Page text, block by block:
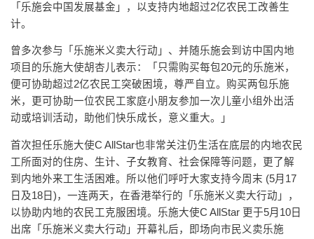
「乐施会中国发展基金」，以支持内地超过2亿农民工改善生
计。
曾多次参与「乐施米义卖大行动」、并随乐施会到访中国内地
项目的乐施大使胡杏儿表示：「只需购买每包20元的乐施米，
便可协助超过2亿农民工突破困境，尊严自立。购买两包乐施
米，更可协助一位农民工家庭小朋友参加一次儿童小组外出活
动或培训活动，助他们快乐成长，意义重大。」
首次担任乐施大使C AllStar也非常关注仍生活在底层的内地农民
工所面对的住房、生计、子女教育、社会保障等问题，更了解
到内地外来工生活困难。所以他们呼吁大家支持今周末 (5月17
日及18日)，一连两天，在香港举行的「乐施米义卖大行动」，
以协助内地的农民工克服困境。乐施大使C AllStar 更于5月10日
出席「乐施米义卖大行动」开幕礼后，即场向市民义卖乐施